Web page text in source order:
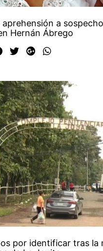
a
Hernán Ábrego
por identificar tras la